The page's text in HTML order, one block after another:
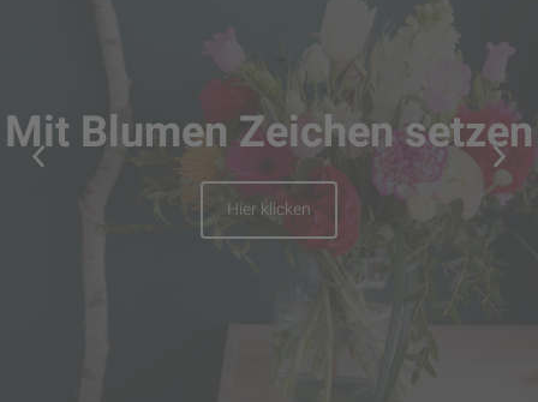
Mit Blumen Zeichen setzen
Hier klicken